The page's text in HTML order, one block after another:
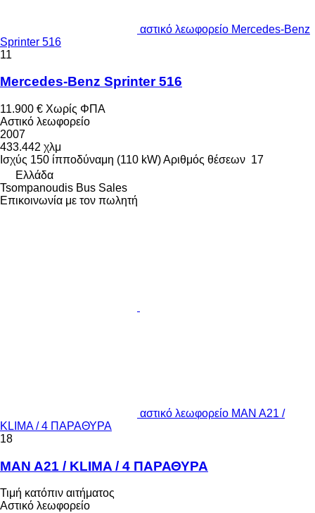
αστικό λεωφορείο Mercedes-Benz
Sprinter 516
11
Mercedes-Benz Sprinter 516
11.900 € Χωρίς ΦΠΑ
Αστικό λεωφορείο
2007
433.442 χλμ
Ισχύς 150 ίπποδύναμη (110 kW)Αριθμός θέσεων 17
Ελλάδα
Tsompanoudis Bus Sales
Επικοινωνία με τον πωλητή
αστικό λεωφορείο MAN A21 /
KLIMA / 4 ΠΑΡΑΘΥΡΑ
18
MAN A21 / KLIMA / 4 ΠΑΡΑΘΥΡΑ
Τιμή κατόπιν αιτήματος
Αστικό λεωφορείο